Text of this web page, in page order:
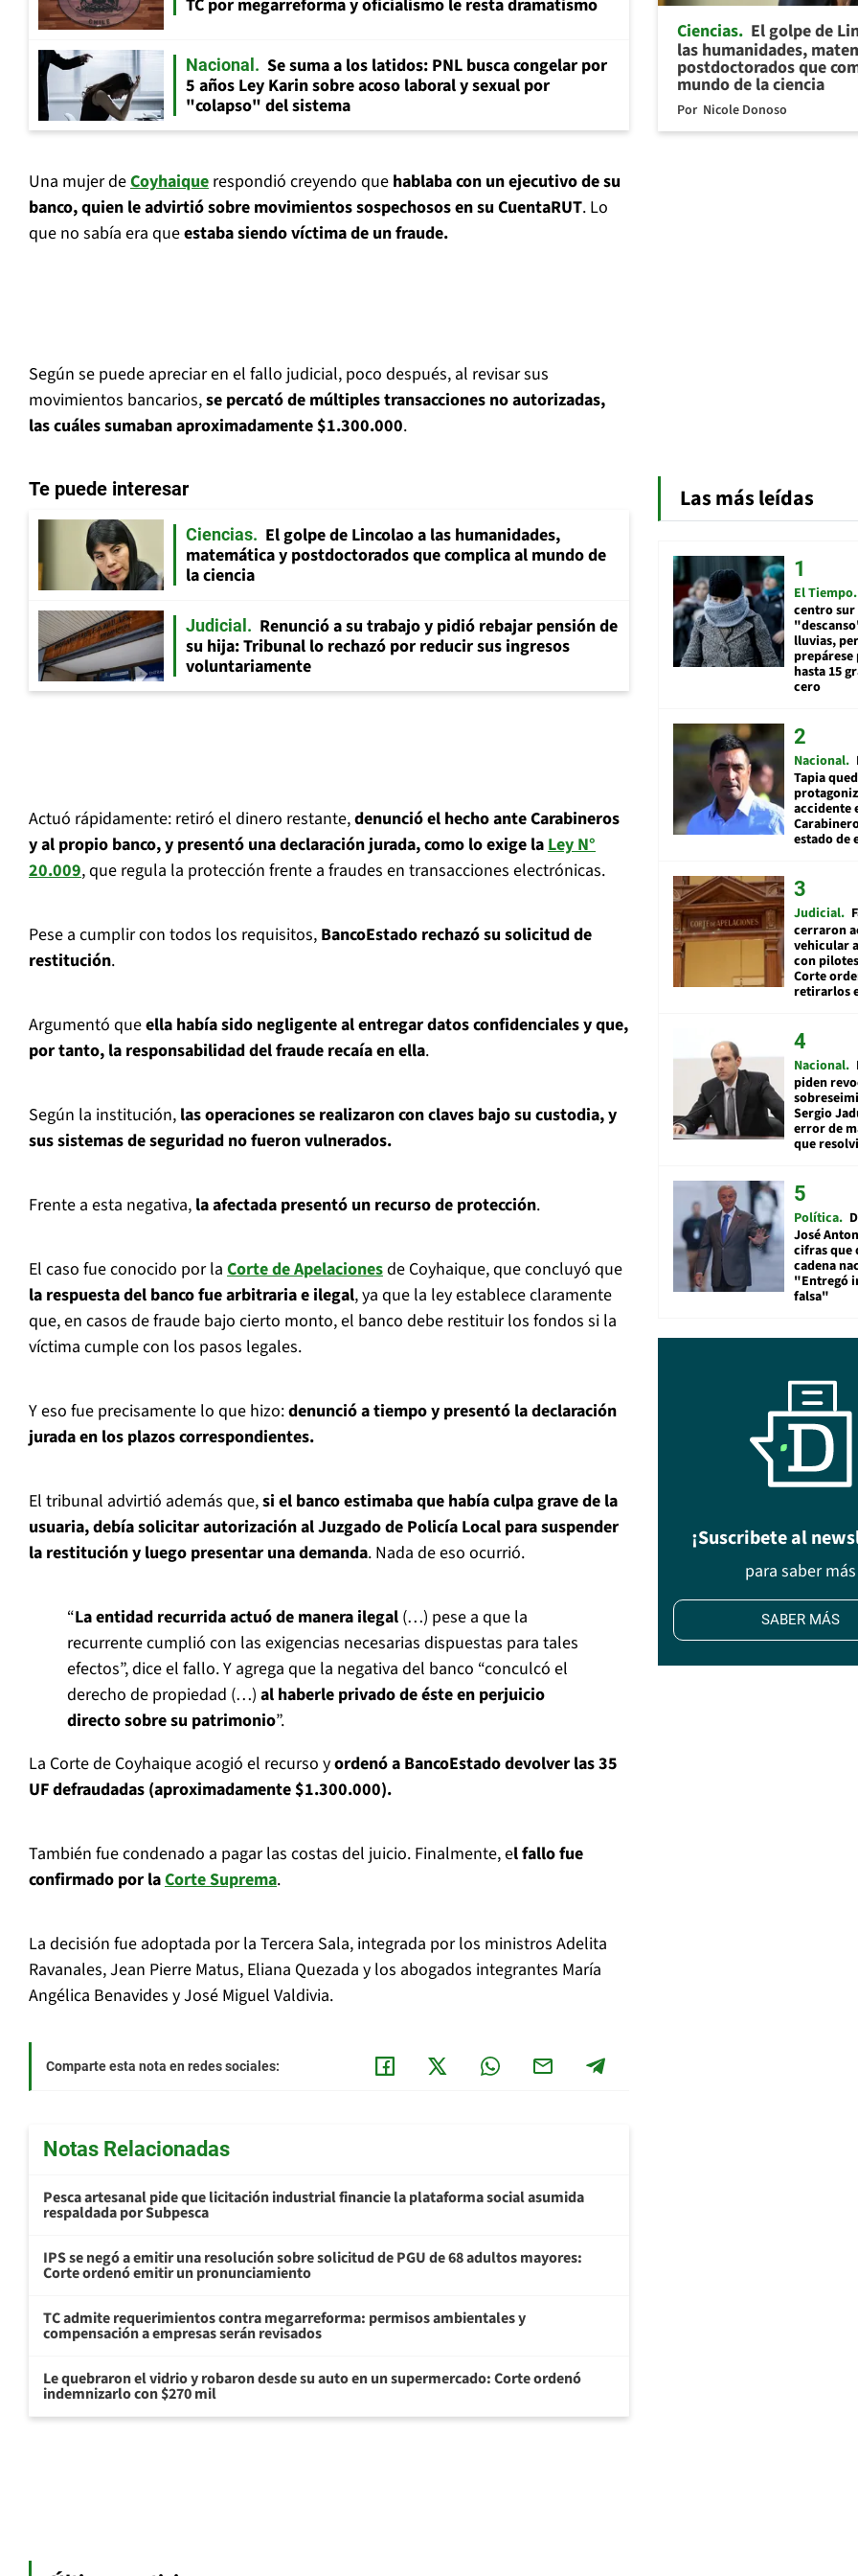
TC por megarreforma y oficialismo le resta dramatismo
Nacional
Se suma a los latidos: PNL busca congelar por
5 años Ley Karin sobre acoso laboral y sexual por
"colapso" del sistema
Una mujer deCoyhaique respondió creyendo que hablaba con un ejecutivo de su
banco, quien le advirtió sobre movimientos sospechosos en su CuentaRUT. Lo
que no sabía era queestaba siendo víctima de un fraude.
Según se puede apreciar en el fallo judicial, poco después, al revisar sus
movimientos bancarios,se percató de múltiples transacciones no autorizadas,
las cuáles sumaban aproximadamente $1.300.000.
Te puede interesar
Ciencias
El golpe de Lincolao a las humanidades,
matemática y postdoctorados que complica al mundo de
la ciencia
Judicial
Renunció a su trabajo y pidió rebajar pensión de
su hija: Tribunal lo rechazó por reducir sus ingresos
voluntariamente
Actuó rápidamente: retiró el dinero restante,denunció el hecho ante Carabineros
y al propio banco, y presentó una declaración jurada, como lo exige laLey N°
20.009, que regula la protección frente a fraudes en transacciones electrónicas.
Pese a cumplir con todos los requisitos, BancoEstado rechazó su solicitud de
restitución.
Argumentó queella había sido negligente al entregar datos confidenciales y que,
por tanto, la responsabilidad del fraude recaía en ella.
Según la institución, las operaciones se realizaron con claves bajo su custodia, y
sus sistemas de seguridad no fueron vulnerados.
Frente a esta negativa, la afectada presentó un recurso de protección.
El caso fue conocido por la Corte de Apelacionesde Coyhaique, que concluyó que
la respuesta del banco fue arbitraria e ilegal, ya que la ley establece claramente
que, en casos de fraude bajo cierto monto, el banco debe restituir los fondos si la
víctima cumple con los pasos legales.
Y eso fue precisamente lo que hizo:denunció a tiempo y presentó la declaración
jurada en los plazos correspondientes.
El tribunal advirtió además que,si el banco estimaba que había culpa grave de la
usuaria, debía solicitar autorización al Juzgado de Policía Local para suspender
la restitución y luego presentar una demanda. Nada de eso ocurrió.
“La entidad recurrida actuó de manera ilegal (…) pese a que la
recurrente cumplió con las exigencias necesarias dispuestas para tales
efectos”, dice el fallo. Y agrega que la negativa del banco “conculcó el
derecho de propiedad (…) al haberle privado de éste en perjuicio
directo sobre su patrimonio”.
La Corte de Coyhaique acogió el recurso yordenó a BancoEstado devolver las 35
UF defraudadas (aproximadamente $1.300.000).
También fue condenado a pagar las costas del juicio. Finalmente, el fallo fue
confirmado por laCorte Suprema.
La decisión fue adoptada por la Tercera Sala, integrada por los ministros Adelita
Ravanales, Jean Pierre Matus, Eliana Quezada y los abogados integrantes María
Angélica Benavides y José Miguel Valdivia.
Comparte esta nota en redes sociales:
Notas Relacionadas
Pesca artesanal pide que licitación industrial financie la plataforma social asumida
respaldada por Subpesca
IPS se negó a emitir una resolución sobre solicitud de PGU de 68 adultos mayores:
Corte ordenó emitir un pronunciamiento
TC admite requerimientos contra megarreforma: permisos ambientales y
compensación a empresas serán revisados
Le quebraron el vidrio y robaron desde su auto en un supermercado: Corte ordenó
indemnizarlo con $270 mil
Ciencias El golpe de
las humanidades,
postdoctorados que
mundo de la ciencia
Por Nicole Donoso
Las más leídas
El Tiempo
centro
lluvias,
hasta 15
cero
Nacional
Tapia
accidente
estado de
Judicial
cerraron
vehicular
con
Corte
retirarlos
Nacional
piden
Sergio
error de
que
Política
José
cifras que
cadena
"Entregó
falsa"
¡Suscribete al
para saber más
SABER MÁS